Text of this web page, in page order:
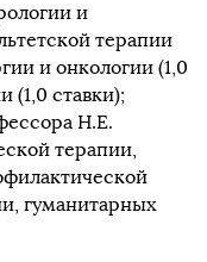
и
терапии
и онкологии (1,0
(1,0 ставки);
Н.Е.
терапии,
гуманитарных